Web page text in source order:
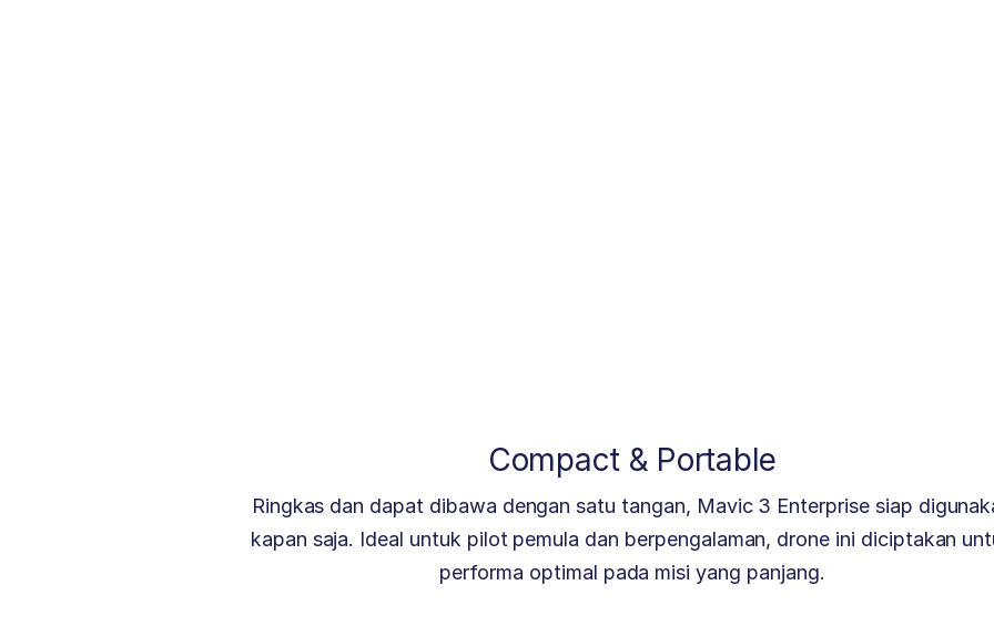
Compact & Portable
Ringkas dan dapat dibawa dengan satu tangan, Mavic 3 Enterprise siap
kapan saja. Ideal untuk pilot pemula dan berpengalaman, drone ini diciptakan
performa optimal pada misi yang panjang.